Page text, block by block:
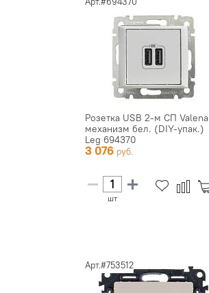
Розетка USB 2-м СП Valena
механизм бел. (DIY-упак.)
Leg 694370
3 076
шт
Арт.#753512